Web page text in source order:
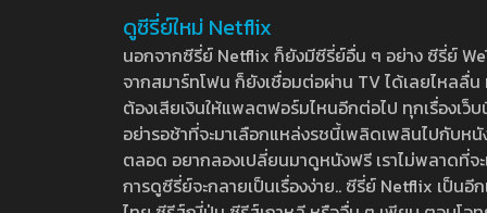
ดูซีรี่ย์ใหม่ Netflix
นอกจากซีรี่ย์ Netflix ก็ยังมีซีรี่ย์อื่น ๆ อย่าง ซีรี่ย์
จากสมาร์ทโฟน ก็ยังเชื่อมต่อผ่าน TV ได้เลยไหลลื่
ต้องเสียเงินให้แพลตฟอร์มไหนอีกต่อไป ทุกเรื่องเว็
อย่ารอช้าที่จะมาเลือกแหล่งรชนี้เพลิดเพลินไปกับห
ตลอด อยากลองเปลี่ยนมาดูหนังฟรี เราไม่พลาดที่
การดูซีรี่ย์จะกลายเป็นเรื่องง่าย.. ซีรี่ย์ Netflix เป็น